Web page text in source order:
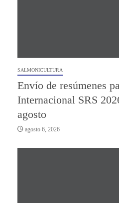
SALMONICULTURA
Envío de resúmenes
Internacional SRS
agosto
agosto 6, 2026